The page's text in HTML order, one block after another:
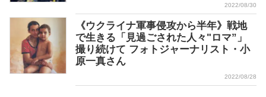
2022/08/30
《ウクライナ軍事侵攻から半年》戦地
で生きる「見過ごされた人々"ロマ”」
撮り続けて フォトジャーナリスト・小
原一真さん
2022/08/28